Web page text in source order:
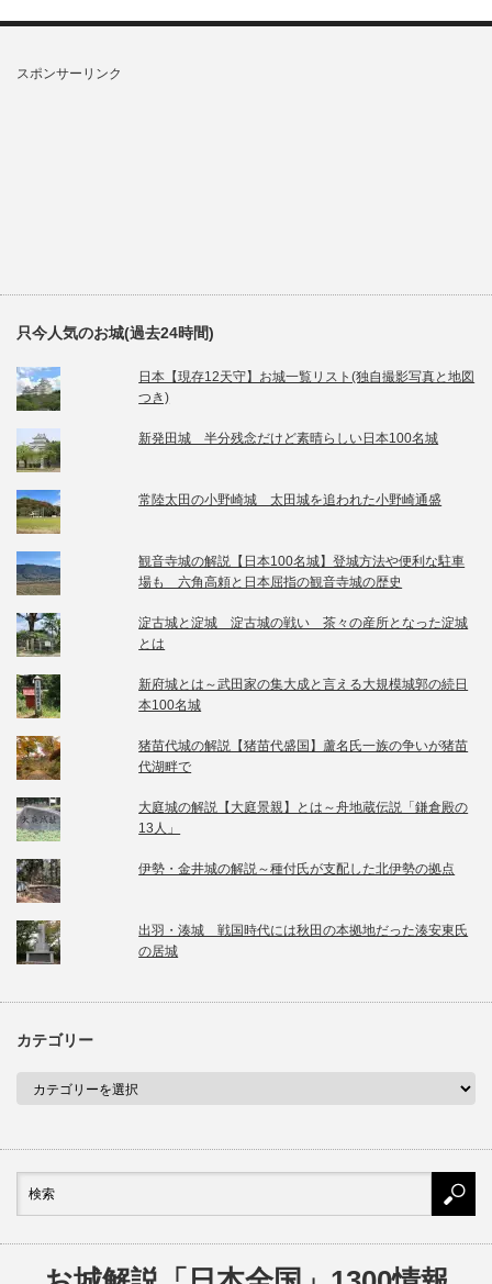
スポンサーリンク
只今人気のお城(過去24時間)
日本【現存12天守】お城一覧リスト(独自撮影写真と地図
つき)
新発田城 半分残念だけど素晴らしい日本100名城
常陸太田の小野崎城 太田城を追われた小野崎通盛
観音寺城の解説【日本100名城】登城方法や便利な駐車
場も 六角高頼と日本屈指の観音寺城の歴史
淀古城と淀城 淀古城の戦い 茶々の産所となった淀城
とは
新府城とは～武田家の集大成と言える大規模城郭の続日
本100名城
猪苗代城の解説【猪苗代盛国】蘆名氏一族の争いが猪苗
代湖畔で
大庭城の解説【大庭景親】とは～舟地蔵伝説「鎌倉殿の
13人」
伊勢・金井城の解説～種付氏が支配した北伊勢の拠点
出羽・湊城 戦国時代には秋田の本拠地だった湊安東氏
の居城
カテゴリー